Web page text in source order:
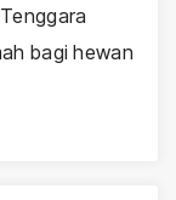
bagi hewan